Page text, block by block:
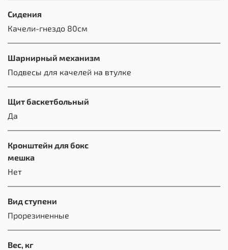
Сидения
Качели-гнездо 80см
Шарнирный механизм
Подвесы для качелей на втулке
Щит баскетбольный
Да
Кронштейн для бокс
мешка
Нет
Вид ступени
Прорезиненные
Вес, кг